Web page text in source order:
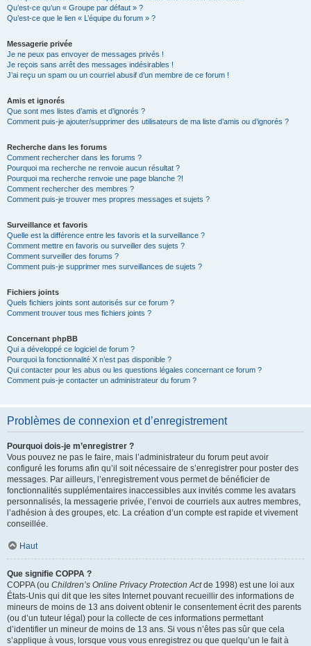
Qu’est-ce qu’un « Groupe par défaut » ?
Qu’est-ce que le lien « L’équipe du forum » ?
Messagerie privée
Je ne peux pas envoyer de messages privés !
Je reçois sans arrêt des messages indésirables !
J’ai reçu un spam ou un courriel abusif d’un membre de ce forum !
Amis et ignorés
Que sont mes listes d’amis et d’ignorés ?
Comment puis-je ajouter/supprimer des utilisateurs de ma liste d’amis ou d’ignorés ?
Recherche dans les forums
Comment rechercher dans les forums ?
Pourquoi ma recherche ne renvoie aucun résultat ?
Pourquoi ma recherche renvoie une page blanche ?!
Comment rechercher des membres ?
Comment puis-je trouver mes propres messages et sujets ?
Surveillance et favoris
Quelle est la différence entre les favoris et la surveillance ?
Comment mettre en favoris ou surveiller des sujets ?
Comment surveiller des forums ?
Comment puis-je supprimer mes surveillances de sujets ?
Fichiers joints
Quels fichiers joints sont autorisés sur ce forum ?
Comment trouver tous mes fichiers joints ?
Concernant phpBB
Qui a développé ce logiciel de forum ?
Pourquoi la fonctionnalité X n’est pas disponible ?
Qui contacter pour les abus ou les questions légales concernant ce forum ?
Comment puis-je contacter un administrateur du forum ?
Problèmes de connexion et d’enregistrement
Pourquoi dois-je m’enregistrer ?
Vous pouvez ne pas le faire, mais l’administrateur du forum peut avoir
configuré les forums afin qu’il soit nécessaire de s’enregistrer pour poster des
messages. Par ailleurs, l’enregistrement vous permet de bénéficier de
fonctionnalités supplémentaires inaccessibles aux invités comme les avatars
personnalisés, la messagerie privée, l’envoi de courriels aux autres membres,
l’adhésion à des groupes, etc. La création d’un compte est rapide et vivement
conseillée.
Haut
Que signifie COPPA ?
COPPA (ou Children’s Online Privacy Protection Actde 1998) est une loi aux
États-Unis qui dit que les sites Internet pouvant recueillir des informations de
mineurs de moins de 13 ans doivent obtenir le consentement écrit des parents
(ou d’un tuteur légal) pour la collecte de ces informations permettant
d’identifier un mineur de moins de 13 ans. Si vous n’êtes pas sûr que cela
s’applique à vous, lorsque vous vous enregistrez ou que quelqu’un le fait à